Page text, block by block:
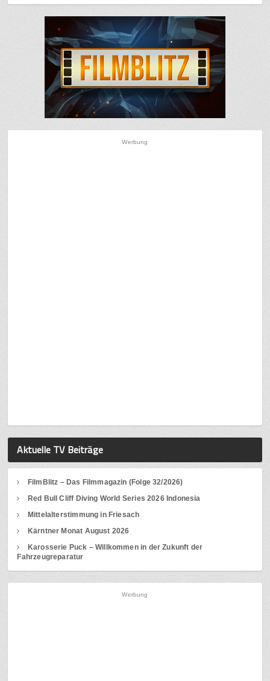
Werbung
Aktuelle TV Beiträge
FilmBlitz – Das Filmmagazin (Folge 32/2026)
Red Bull Cliff Diving World Series 2026 Indonesia
Mittelalterstimmung in Friesach
Kärntner Monat August 2026
Karosserie Puck – Willkommen in der Zukunft der
Fahrzeugreparatur
Werbung